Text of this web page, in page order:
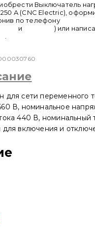
Выключатель
250 A (CNC Electric),
по телефону
и
) или
для сети переменного
В, номинальное
440 В, номинальный
для включения и